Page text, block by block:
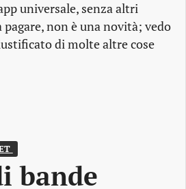
universale, senza altri
non è una novità; vedo
di molte altre cose
bande